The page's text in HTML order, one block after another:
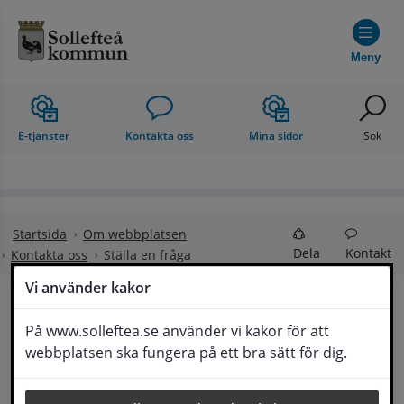
Vi använder kakor
På www.solleftea.se använder vi kakor för att
webbplatsen ska fungera på ett bra sätt för dig.
Meny
E-tjänster Kontakta oss Mina sidor Sök
Startsida
Om webbplatsen
Kontakta oss
Ställa en fråga Dela Kontakt
Ställa en fråga
Om din fråga är omfattande kan det bli aktuellt